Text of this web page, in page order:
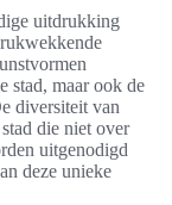
uitdrukking
stad, maar ook de
diversiteit van
die niet over
uitgenodigd
deze unieke